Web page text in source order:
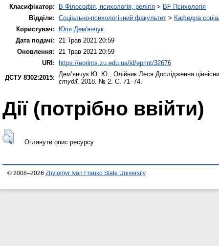
Класифікатор:
B Філософія, психологія, релігія > BF Психологія
Відділи: Соціально-психологічний факультет > Кафедра
Користувач:
Юля Дем'янчук
Дата подачі: 21 Трав 2021 20:59
Оновлення: 21 Трав 2021 20:59
URI:
https://eprints.zu.edu.ua/id/eprint/32676
ДСТУ 8302:2015: Дем’янчук Ю. Ю., Олійник Леся Дослідження
студії. 2018. № 2. С. 71–74.
Дії ​​(потрібно ввійти)
Оглянути опис ресурсу
© 2008–2026 Zhytomyr Ivan Franko State University